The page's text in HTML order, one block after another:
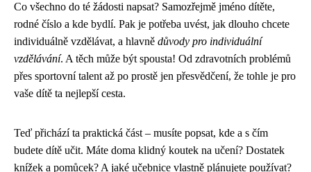
Co všechno do té žádosti napsat? Samozřejmě jméno dítěte,
rodné číslo a kde bydlí. Pak je potřeba uvést, jak dlouho chcete
individuálně vzdělávat, a hlavně důvody pro individuální
vzdělávání. A těch může být spousta! Od zdravotních problémů
přes sportovní talent až po prostě jen přesvědčení, že tohle je pro
vaše dítě ta nejlepší cesta.
Teď přichází ta praktická část – musíte popsat, kde a s čím
budete dítě učit. Máte doma klidný koutek na učení? Dostatek
knížek a pomůcek? A jaké učebnice vlastně plánujete používat?